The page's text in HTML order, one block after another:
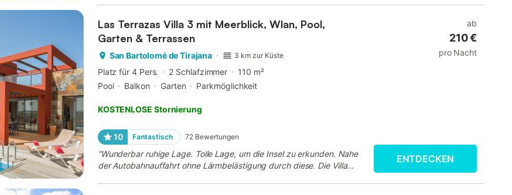
Las Terrazas Villa 3 mit Meerblick, Wlan, Pool,
Garten & Terrassen
San Bartolomé de Tirajana 3 km zur Küste
Platz für 4 Pers. 2 Schlafzimmer
110 m²
Pool
Balkon Garten Parkmöglichkeit
KOSTENLOSE Stornierung
10 Fantastisch 72 Bewertungen
“Wunderbar ruhige Lage. Tolle Lage, um die Insel zu erkunden. Nahe
der Autobahnauffahrt ohne Lärmbelästigung durch diese. Die Villa
ab
210 €
pro Nacht
ENTDECKEN